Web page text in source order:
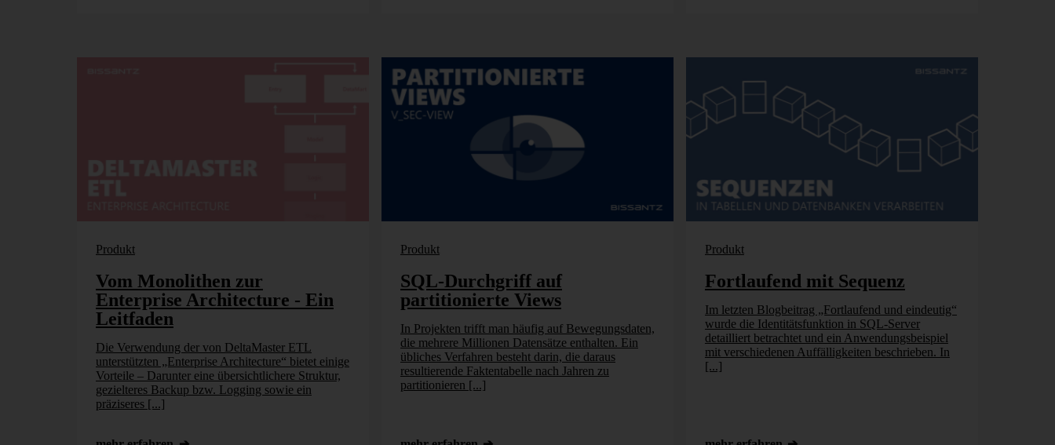
Produkt
Vom Monolithen zur
Enterprise Architecture - Ein
Leitfaden
Die Verwendung der von DeltaMaster ETL
unterstützten „Enterprise Architecture“ bietet einige
Vorteile – Darunter eine übersichtlichere Struktur,
gezielteres Backup bzw. Logging sowie ein
präziseres [...]
Produkt
SQL-Durchgriff auf
partitionierte Views
In Projekten trifft man häufig auf Bewegungsdaten,
die mehrere Millionen Datensätze enthalten. Ein
übliches Verfahren besteht darin, die daraus
resultierende Faktentabelle nach Jahren zu
partitionieren [...]
Produkt
Fortlaufend mit Sequenz
Im letzten Blogbeitrag „Fortlaufend und eindeutig“
wurde die Identitätsfunktion in SQL-Server
detailliert betrachtet und ein Anwendungsbeispiel
mit verschiedenen Auffälligkeiten beschrieben. In
[...]